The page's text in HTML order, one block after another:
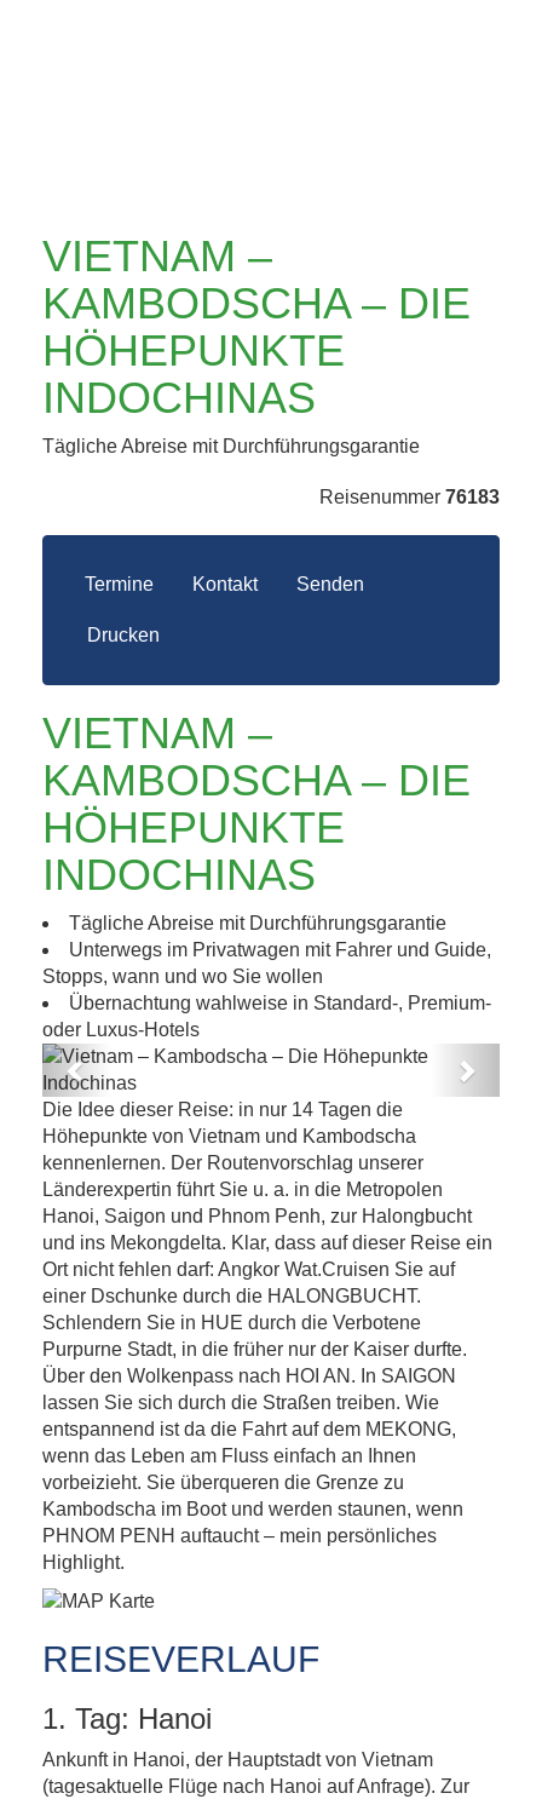
VIETNAM –
KAMBODSCHA – DIE
HÖHEPUNKTE
INDOCHINAS
Tägliche Abreise mit Durchführungsgarantie
Reisenummer 76183
Termine Kontakt Senden
Drucken
VIETNAM –
KAMBODSCHA – DIE
HÖHEPUNKTE
INDOCHINAS
Tägliche Abreise mit Durchführungsgarantie
Unterwegs im Privatwagen mit Fahrer und Guide,
Stopps, wann und wo Sie wollen
Übernachtung wahlweise in Standard-, Premium-
oder Luxus-Hotels
Vietnam – Kambodscha – Die
Höhepunkte Indochinas
Previous Next
Die Idee dieser Reise: in nur 14 Tagen die
Höhepunkte von Vietnam und Kambodscha
kennenlernen. Der Routenvorschlag unserer
Länderexpertin führt Sie u. a. in die Metropolen
Hanoi, Saigon und Phnom Penh, zur Halongbucht
und ins Mekongdelta. Klar, dass auf dieser Reise ein
Ort nicht fehlen darf: Angkor Wat.Cruisen Sie auf
einer Dschunke durch die HALONGBUCHT.
Schlendern Sie in HUE durch die Verbotene
Purpurne Stadt, in die früher nur der Kaiser durfte.
Über den Wolkenpass nach HOI AN. In SAIGON
lassen Sie sich durch die Straßen treiben. Wie
entspannend ist da die Fahrt auf dem MEKONG,
wenn das Leben am Fluss einfach an Ihnen
vorbeizieht. Sie überqueren die Grenze zu
Kambodscha im Boot und werden staunen, wenn
PHNOM PENH auftaucht – mein persönliches
Highlight.
REISEVERLAUF
1. Tag: Hanoi
Ankunft in Hanoi, der Hauptstadt von Vietnam
(tagesaktuelle Flüge nach Hanoi auf Anfrage). Zur